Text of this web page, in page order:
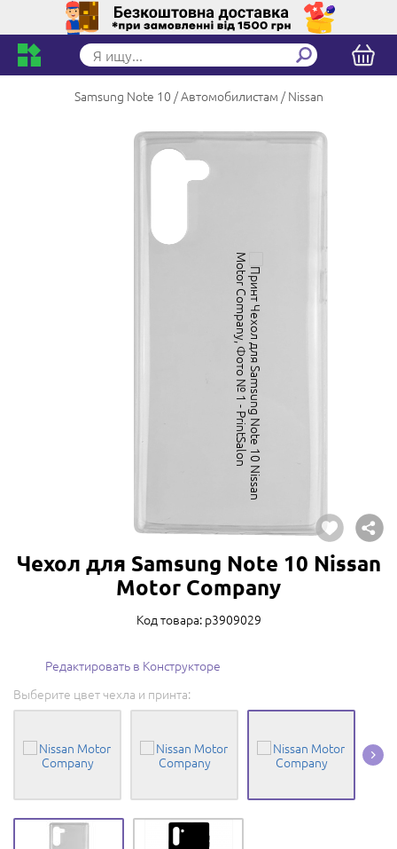
Samsung Note 10 Автомобилистам Nissan
Чехол для Samsung Note 10 Nissan
Motor Company
Код товара: p3909029
Редактировать в Конструкторе
Выберите цвет чехла и принта: